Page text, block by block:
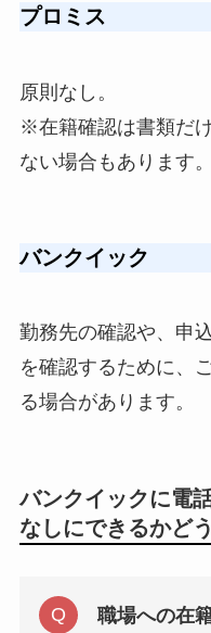
プロミス
原則なし。
※在籍確認は書類だ
ない場合もあります。
バンクイック
勤務先の確認や、申
を確認するために、
る場合があります。
バンクイックに電
なしにできるかど
職場への在